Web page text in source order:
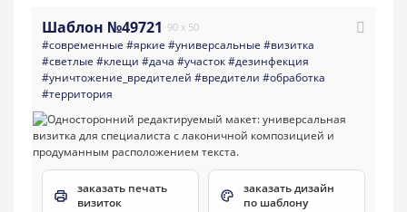
Шаблон №49721 90 x 50
#современные #яркие #универсальные #визитка
#светлые #клещи #дача #участок#дезинфекция
#уничтожение_вредителей #вредители #обработка
#территория
заказать печать
визиток
заказать дизайн
по шаблону